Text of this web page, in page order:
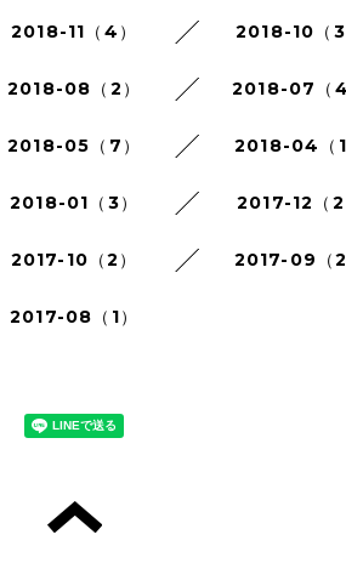
2018-11（4） 2018-10（3
2018-08（2） 2018-07（4
2018-05（7） 2018-04（1
2018-01（3） 2017-12（2
2017-10（2） 2017-09（2
2017-08（1）